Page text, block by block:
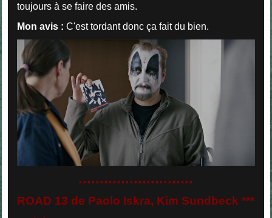
toujours à se faire des amis.
Mon avis : C'est tordant donc ça fait du bien.
...........................
ROAD 13 de Paolo Iskra, Kim Sundbeck ***